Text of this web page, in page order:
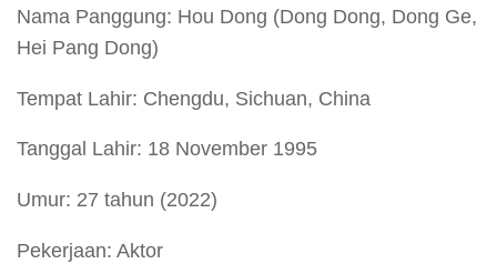
Nama Panggung: Hou Dong (Dong Dong, Dong Ge,
Hei Pang Dong)
Tempat Lahir: Chengdu, Sichuan, China
Tanggal Lahir: 18 November 1995
Umur: 27 tahun (2022)
Pekerjaan: Aktor